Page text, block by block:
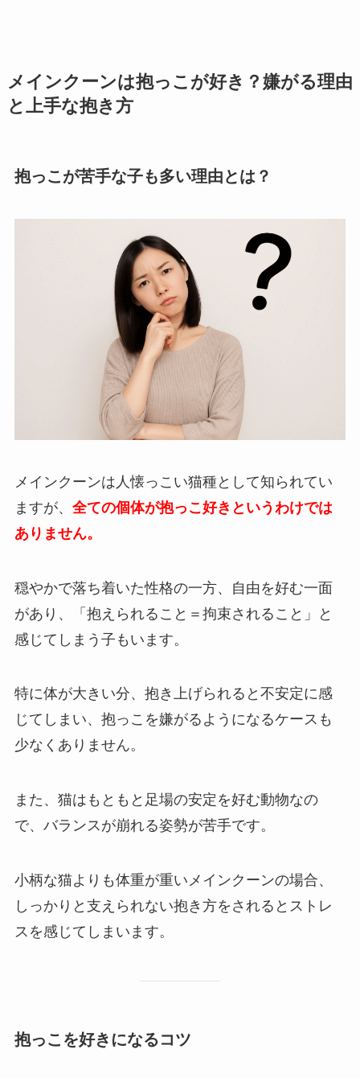
メインクーンは抱っこが好き？嫌がる理由
と上手な抱き方
抱っこが苦手な子も多い理由とは？
メインクーンは人懐っこい猫種として知られてい
ますが、 全ての個体が抱っこ好きというわけでは
ありません。
穏やかで落ち着いた性格の一方、自由を好む一面
があり、「抱えられること＝拘束されること」と
感じてしまう子もいます。
特に体が大きい分、抱き上げられると不安定に感
じてしまい、抱っこを嫌がるようになるケースも
少なくありません。
また、猫はもともと足場の安定を好む動物なの
で、バランスが崩れる姿勢が苦手です。
小柄な猫よりも体重が重いメインクーンの場合、
しっかりと支えられない抱き方をされるとストレ
スを感じてしまいます。
抱っこを好きになるコツ